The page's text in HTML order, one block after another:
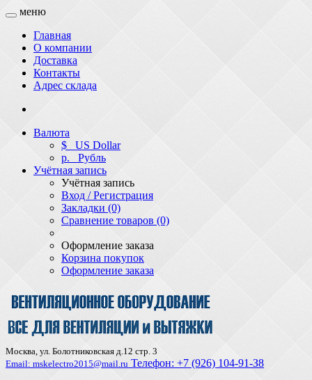
меню
Главная
О компании
Доставка
Контакты
Адрес склада
Валюта
$ US Dollar
р. Рубль
Учётная запись
Учётная запись
Вход / Регистрация
Закладки (0)
Сравнение товаров (0)
Оформление заказа
Корзина покупок
Оформление заказа
Москва, ул. Болотниковская д.12 стр. 3
Email: mskelectro2015@mail.ru Телефон: +7 (926) 104-91-З8